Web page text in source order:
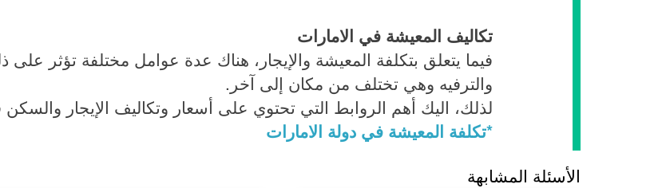
تكاليف المعيشة في الامارات
فيما يتعلق بتكلفة المعيشة والإيجار، هناك عدة عوامل مختلفة تؤثر على
والترفيه وهي تختلف من مكان إلى آخر.
لذلك، اليك أهم الروابط التي تحتوي على أسعار وتكاليف الإيجار
*تكلفة المعيشة في دولة الامارات
الأسئلة المشابهة